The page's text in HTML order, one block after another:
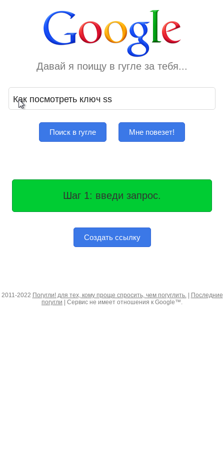
Давай я поищу в гугле за тебя...
Поиск в гугле Мне повезет!
Шаг 1: введи запрос.
Создать ссылку
2011-2022 Погугли! для тех, кому проще спросить, чем погуглить.|
Последние
погугли | Сервис не имеет отношения к Google™.